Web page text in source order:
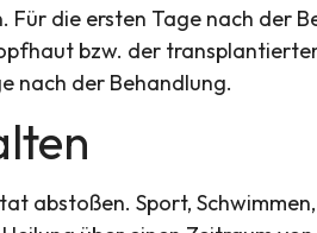
Für die ersten Tage nach der
bzw. der
nach der Behandlung.
abstoßen. Sport,